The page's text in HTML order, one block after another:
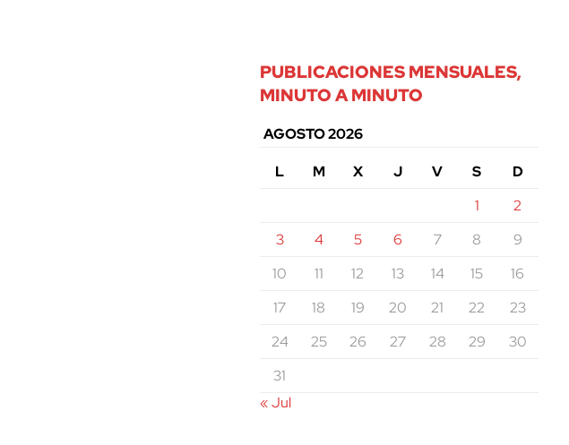
PUBLICACIONES MENSUALES,
MINUTO A MINUTO
AGOSTO 2026
L
M X J V S
D
1
2
3
4 5 6 7 8
9
10
11 12 13 14 15
16
17
18 19 20 21 22
23
24
25 26 27 28 29
30
31
« Jul